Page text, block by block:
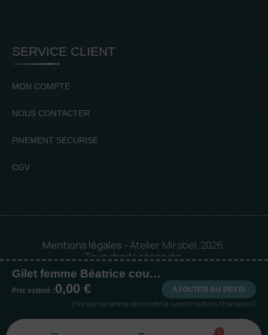
Gilet femme Béatrice coupe cintrée
Prix estimé :0,00 € AJOUTER AU DEVIS
(Hors programme de broderie / vectorisation / transport)
SERVICE CLIENT
MON COMPTE
NOUS CONTACTER
PAIEMENT SÉCURISÉ
CGV
Mentions légales - Atelier Mirabel, 2026.
Tous droits réservés.
Mise en orbite 🪐 byLogia |
Agence web et communication